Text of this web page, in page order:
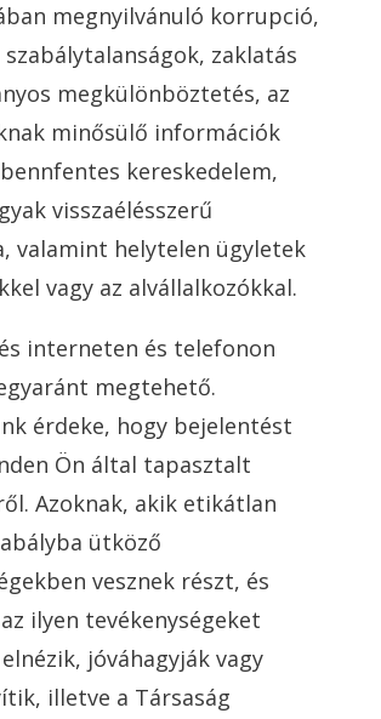
megnyilvánuló korrupció,
szabálytalanságok, zaklatás
megkülönböztetés, az
minősülő információk
kereskedelem,
visszaélésszerű
valamint helytelen ügyletek
vagy az alvállalkozókkal.
interneten és telefonon
megtehető.
érdeke, hogy bejelentést
Ön által tapasztalt
Azoknak, akik etikátlan
ütköző
vesznek részt, és
ilyen tevékenységeket
jóváhagyják vagy
illetve a Társaság